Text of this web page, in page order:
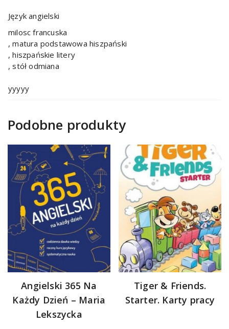
Język angielski
milosc francuska
, matura podstawowa hiszpański
, hiszpańskie litery
, stół odmiana
yyyyy
Podobne produkty
Angielski 365 Na
Każdy Dzień – Maria
Lekszycka
Tiger & Friends.
Starter. Karty pracy